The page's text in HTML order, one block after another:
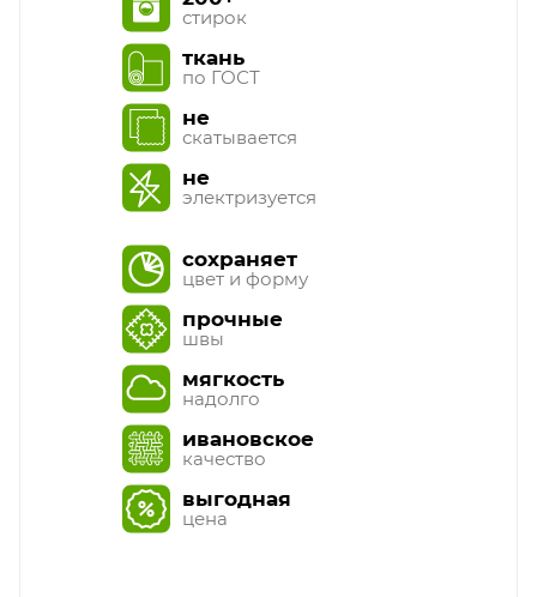
стирок
ткань
по ГОСТ
не
скатывается
не
электризуется
сохраняет
цвет и форму
прочные
швы
мягкость
надолго
ивановское
качество
выгодная
цена